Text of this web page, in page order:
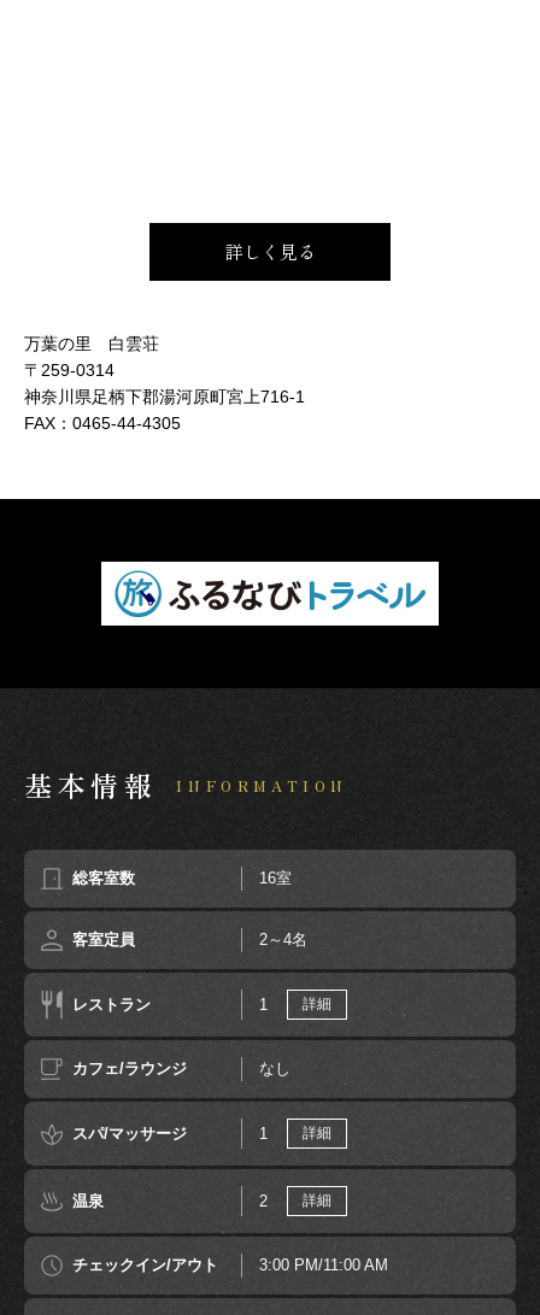
詳しく見る
万葉の里 白雲荘
〒259-0314
神奈川県足柄下郡湯河原町宮上716-1
FAX： 0465-44-4305
基本情報 INFORMATION
総客室数 16室
客室定員 2～4名
レストラン 1 詳細
カフェ/ラウンジ なし
スパ/マッサージ 1 詳細
温泉 2 詳細
チェックイン/アウト 3:00 PM/11:00 AM